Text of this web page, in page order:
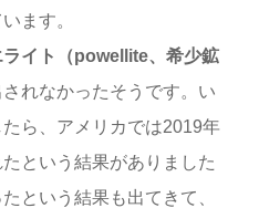
ます。
ライト（powellite、希少鉱
れなかったそうです。い
ら、アメリカでは2019年
という結果がありました
という結果も出てきて、